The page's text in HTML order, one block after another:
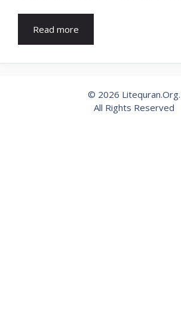
Read more
© 2026 Litequran.Org.
All Rights Reserved